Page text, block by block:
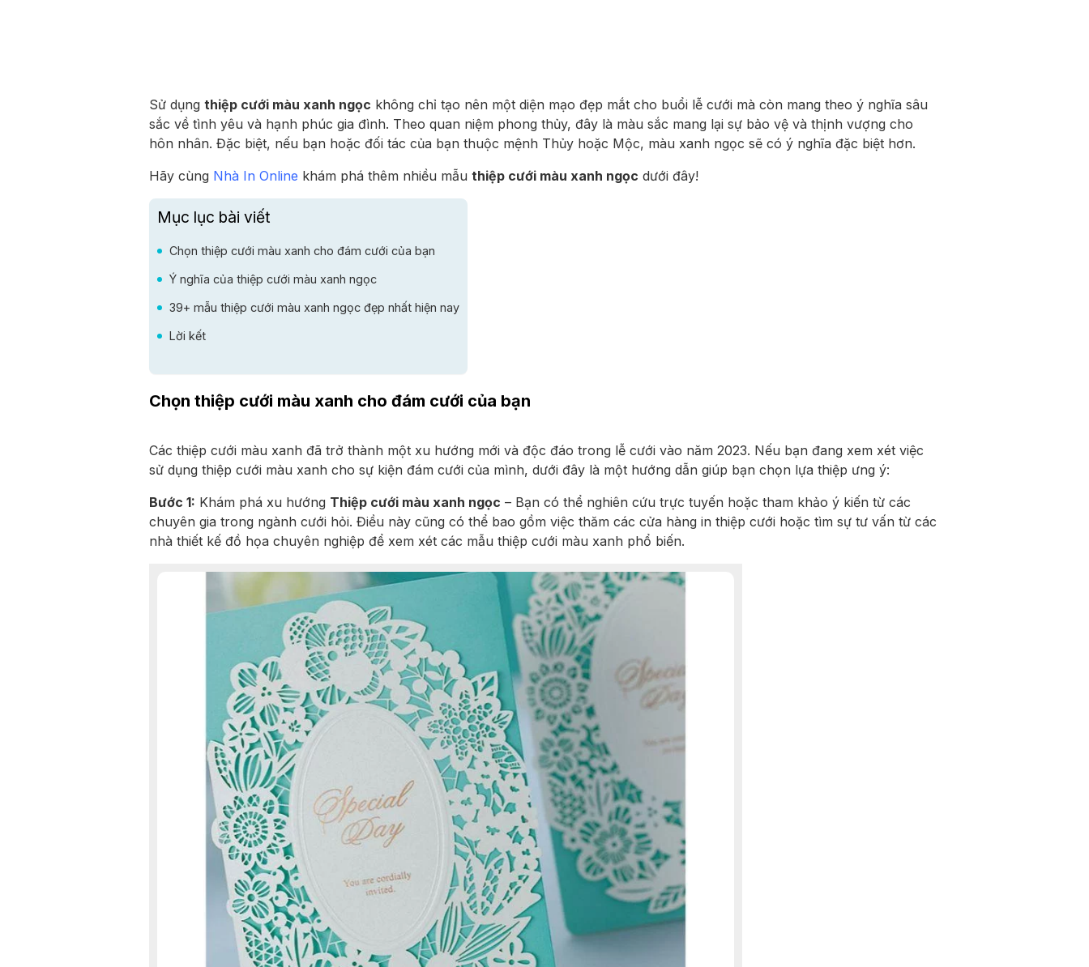
Sử dụng thiệp cưới màu xanh ngọc không chỉ tạo nên một diện mạo đẹp mắt cho buổi lễ cưới mà còn mang theo ý nghĩa sâu
sắc về tình yêu và hạnh phúc gia đình. Theo quan niệm phong thủy, đây là màu sắc mang lại sự bảo vệ và thịnh vượng cho
hôn nhân. Đặc biệt, nếu bạn hoặc đối tác của bạn thuộc mệnh Thủy hoặc Mộc, màu xanh ngọc sẽ có ý nghĩa đặc biệt hơn.
Hãy cùng Nhà In Online khám phá thêm nhiều mẫu thiệp cưới màu xanh ngọc dưới đây!
Mục lục bài viết
Chọn thiệp cưới màu xanh cho đám cưới của bạn
Ý nghĩa của thiệp cưới màu xanh ngọc
39+ mẫu thiệp cưới màu xanh ngọc đẹp nhất hiện nay
Lời kết
Chọn thiệp cưới màu xanh cho đám cưới của bạn
Các thiệp cưới màu xanh đã trở thành một xu hướng mới và độc đáo trong lễ cưới vào năm 2023. Nếu bạn đang xem xét việc
sử dụng thiệp cưới màu xanh cho sự kiện đám cưới của mình, dưới đây là một hướng dẫn giúp bạn chọn lựa thiệp ưng ý:
Bước 1: Khám phá xu hướng Thiệp cưới màu xanh ngọc – Bạn có thể nghiên cứu trực tuyến hoặc tham khảo ý kiến từ các
chuyên gia trong ngành cưới hỏi. Điều này cũng có thể bao gồm việc thăm các cửa hàng in thiệp cưới hoặc tìm sự tư vấn từ các
nhà thiết kế đồ họa chuyên nghiệp để xem xét các mẫu thiệp cưới màu xanh phổ biến.